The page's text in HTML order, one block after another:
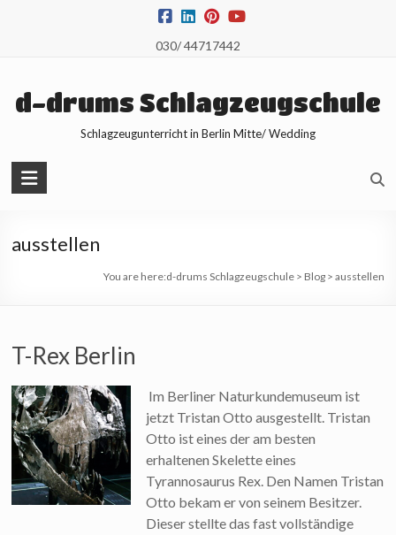
030/ 44717442
d-drums Schlagzeugschule
Schlagzeugunterricht in Berlin Mitte/ Wedding
ausstellen
You are here:d-drums Schlagzeugschule> Blog> ausstellen
T-Rex Berlin
Im Berliner Naturkundemuseum ist
jetzt Tristan Otto ausgestellt. Tristan
Otto ist eines der am besten
erhaltenen Skelette eines
Tyrannosaurus Rex. Den Namen Tristan
Otto bekam er von seinem Besitzer.
Dieser stellte das fast vollständige